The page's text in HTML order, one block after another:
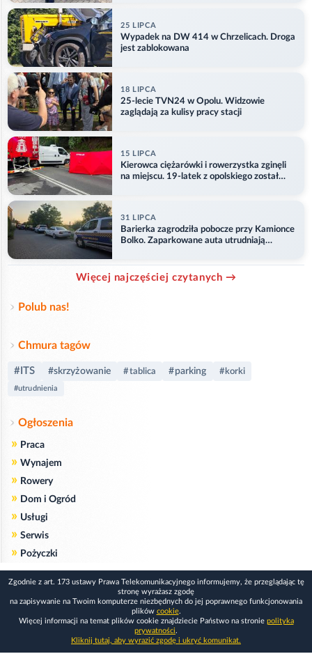
25 LIPCA
Wypadek na DW 414 w Chrzelicach. Droga
jest zablokowana
18 LIPCA
25-lecie TVN24 w Opolu. Widzowie
zaglądają za kulisy pracy stacji
15 LIPCA
Kierowca ciężarówki i rowerzystka zginęli
na miejscu. 19-latek z opolskiego został
31 LIPCA
Barierka zagrodziła pobocze przy Kamionce
Bolko. Zaparkowane auta utrudniają
Więcej najczęściej czytanych →
Polub nas!
Chmura tagów
#ITS #skrzyżowanie #tablica #parking #korki
#utrudnienia
Ogłoszenia
» Praca
» Wynajem
» Rowery
» Dom i Ogród
» Usługi
» Serwis
» Pożyczki
Zgodnie z art. 173 ustawy Prawa Telekomunikacyjnego informujemy, że przeglądając tę
stronę wyrażasz zgodę
na zapisywanie na Twoim komputerze niezbędnych do jej poprawnego funkcjonowania
plików cookie.
Więcej informacji na temat plików cookie znajdziecie Państwo na stronie polityka
prywatności.
Kliknij tutaj, aby wyrazić zgodę i ukryć komunikat.